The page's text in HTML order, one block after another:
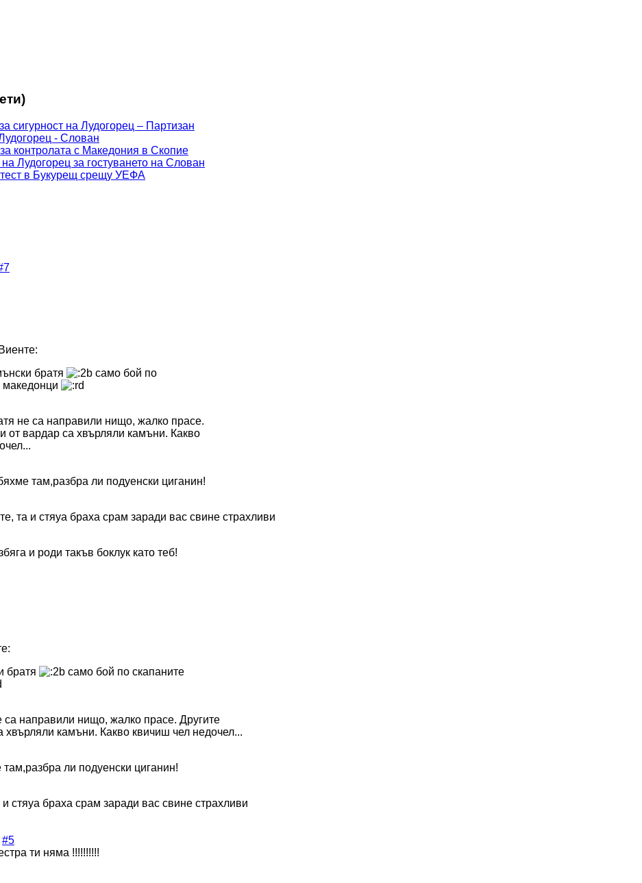
сигурност на Лудогорец – Партизан
- Слован
контролата с Македония в Скопие
Лудогорец за гостуването на Слован
в Букурещ срещу УЕФА
братя
само бой по
македонци
не са направили нищо, жалко прасе.
от вардар са хвърляли камъни. Какво
там,разбра ли подуенски циганин!
та и стяуа браха срам заради вас свине страхливи
и роди такъв боклук като теб!
братя
само бой по скапаните
са направили нищо, жалко прасе. Другите
хвърляли камъни. Какво квичиш чел недочел...
ли подуенски циганин!
и стяуа браха срам заради вас свине страхливи
#5
ти няма !!!!!!!!!!